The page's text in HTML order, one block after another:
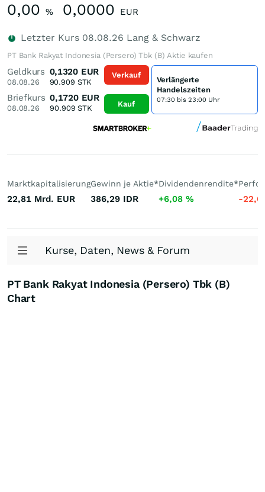
0,00 % 0,0000 EUR
Letzter Kurs 08.08.26 Lang & Schwarz
PT Bank Rakyat Indonesia (Persero) Tbk (B) Aktie kaufen
Geldkurs
08.08.26
0,1320 EUR
90.909 STK
Briefkurs
08.08.26
0,1720 EUR
90.909 STK
Verkauf
Kauf
Verlängerte
Handelszeiten
07:30 bis 23:00 Uhr
Marktkapitalisierung
22,81 Mrd. EUR
Gewinn je Aktie*
386,29 IDR
Dividendenrendite*
+6,08 % -
Kurse, Daten, News & Forum
PT Bank Rakyat Indonesia (Persero) Tbk (B)
Chart